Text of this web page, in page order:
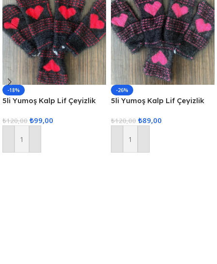
-18%
5li Yumoş Kalp Lif Çeyizlik
₺120,00 ₺99,00
Sepete Ekle
-26%
5li Yumoş Kalp Lif Çeyizlik
₺120,00 ₺89,00
Sepete Ekle